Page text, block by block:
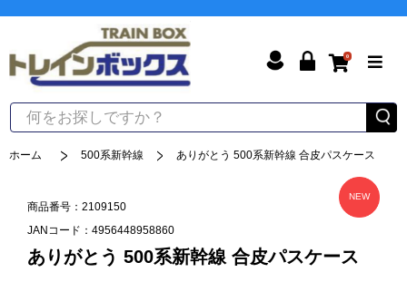
0
ホーム 500系新幹線 ありがとう 500系新幹線 合皮パスケース
商品番号：2109150
JANコード：4956448958860
NEW
ありがとう 500系新幹線 合皮パスケース